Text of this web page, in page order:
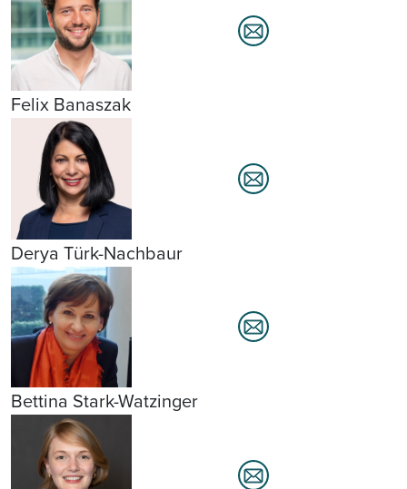
Felix Banaszak
Derya Türk-Nachbaur
Bettina Stark-Watzinger